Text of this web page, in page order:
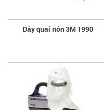
Dây quai nón 3M 1990